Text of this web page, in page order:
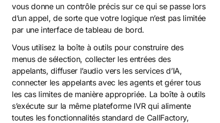
vous donne un contrôle précis sur ce qui se passe lors
d’un appel, de sorte que votre logique n’est pas limitée
par une interface de tableau de bord.
Vous utilisez la boîte à outils pour construire des
menus de sélection, collecter les entrées des
appelants, diffuser l’audio vers les services d’IA,
connecter les appelants avec les agents et gérer tous
les cas limites de manière appropriée. La boîte à outils
s’exécute sur la même plateforme IVR qui alimente
toutes les fonctionnalités standard de CallFactory,